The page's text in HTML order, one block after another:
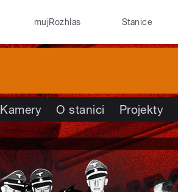
mujRozhlas Stanice
Kamery O stanici Projekty